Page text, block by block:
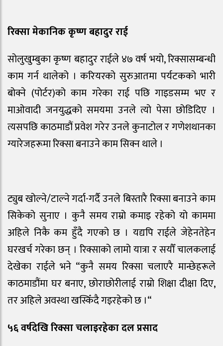
रिक्सा मेकानिक कृष्ण बहादुर राई
सोलुखुम्बुका कृष्ण बहादुर राईले ४७ वर्ष भयो, रिक्सासम्बन्धी
काम गर्न थालेको । करियरको सुरुआतमा पर्यटकको भारी
बोक्ने (पोर्टर)को काम गरेका राई पछि गाइडसम्म भए र
माओवादी जनयुद्धको समयमा उनले त्यो पेसा छोडिदिए ।
त्यसपछि काठमाडौं प्रवेश गरेर उनले कुनाटोल र गणेशथानका
ग्यारेजहरूमा रिक्सा बनाउने काम सिक्न थाले ।
ट्युब खोल्ने/टाल्ने गर्दा-गर्दै उनले बिस्तारै रिक्सा बनाउने काम
सिकेको सुनाए । कुनै समय राम्रो कमाइ रहेको यो काममा
अहिले निकै कम हुँदै गएको छ । यद्यपि राईले जेहेनतेहेन
घरखर्च गरेका छन् । रिक्साको लामो यात्रा र सयौँ चालकलाई
देखेका राईले भने “कुनै समय रिक्सा चलाएरै मान्छेहरूले
काठमाडौंमा घर बनाए, छोराछोरीलाई राम्रो शिक्षा दीक्षा दिए,
तर अहिले अवस्था खस्किँदै गइरहेको छ ।“
५६ वर्षदेखि रिक्सा चलाइरहेका दल प्रसाद